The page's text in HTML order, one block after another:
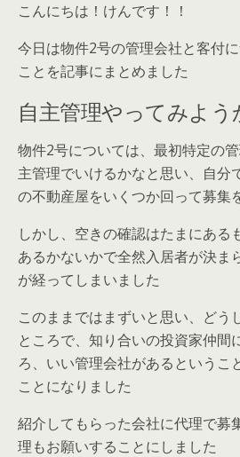
こんにちは！けんです！！
今日は物件2号の管理会社と客付
ことを記事にまとめました
自主管理やってみよう
物件2号については、最初特定の
主管理でいけるかなと思い、自分
の不動産屋をいくつか回って募集
しかし、空きの確認はたまにある
あるかないかで全然入居者が決ま
が経ってしまいました
このままではまずいと思い、どう
ところで、知り合いの投資家仲間
ろ、いい管理会社があるというこ
ことになりました
紹介してもらった会社に代理で募
理もお願いすることにしました